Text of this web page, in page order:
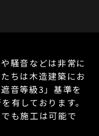
騒音などは非常に
ちは木造建築にお
音等級3」基準を
有しております。
も施工は可能で